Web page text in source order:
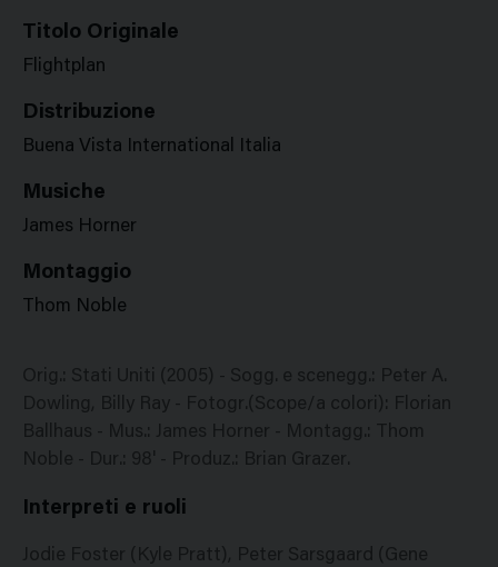
Titolo Originale
Flightplan
Distribuzione
Buena Vista International Italia
Musiche
James Horner
Montaggio
Thom Noble
Orig.: Stati Uniti (2005) - Sogg. e scenegg.: Peter A.
Dowling, Billy Ray - Fotogr.(Scope/a colori): Florian
Ballhaus - Mus.: James Horner - Montagg.: Thom
Noble - Dur.: 98' - Produz.: Brian Grazer.
Interpreti e ruoli
Jodie Foster (Kyle Pratt), Peter Sarsgaard (Gene